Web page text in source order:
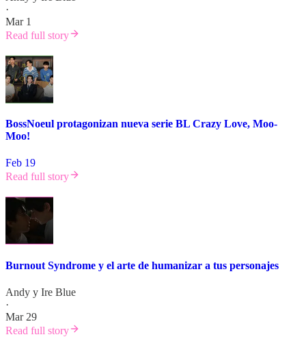
·
Mar 1
Read full story
BossNoeul protagonizan nueva serie BL Crazy Love, Moo-
Moo!
Feb 19
Read full story
Burnout Syndrome y el arte de humanizar a tus personajes
Andy y Ire Blue
·
Mar 29
Read full story